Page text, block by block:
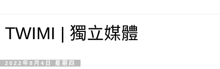
TWIMI | 獨立媒體
2022年8月4日 星期四